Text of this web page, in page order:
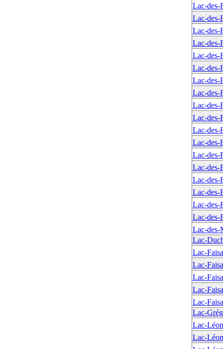
Lac-des-
Lac-des-
Lac-des-
Lac-des-
Lac-des-
Lac-des-
Lac-des-
Lac-des-
Lac-des-
Lac-des-
Lac-des-
Lac-des-
Lac-des-
Lac-des-
Lac-des-
Lac-des-
Lac-des-
Lac-des-
Lac-des-
Lac-
Lac-
Lac-
Lac-
Lac-
Lac-
Lac-
Lac-
Lac-